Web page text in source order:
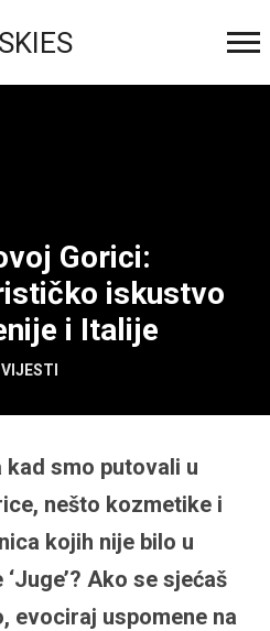
Gorici:
iskustvo
i Italije
VIJESTI
kad smo putovali u
nešto kozmetike i
kojih nije bilo u
Ako se sjećaš
evociraj uspomene na